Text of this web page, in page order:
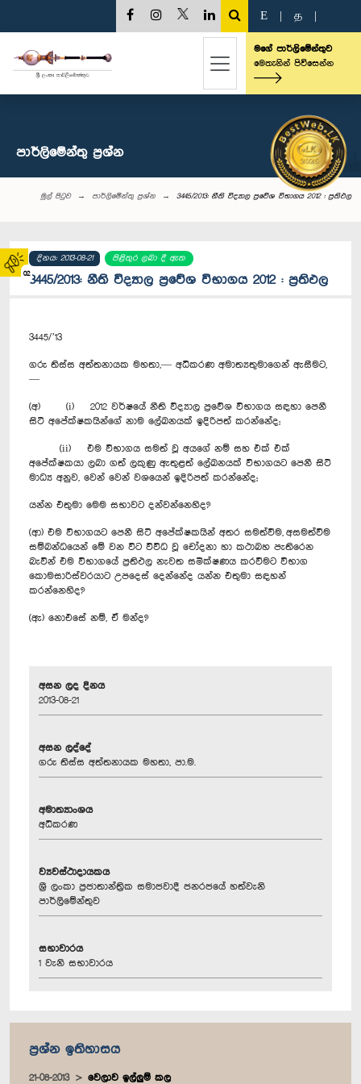
02
E த
මගේ පාර්ලිමේන්තුව
මෙතැනින් පිවිසෙන්න
පාර්ලි‌මේන්තු‌ ප්‍රශ්න
මුල් පිටුව පාර්ලි‌මේන්තු‌ ප්‍රශ්න 3445/2013: නීති විද්‍යාල ප්‍රවේශ විභාගය 2012 : ප්‍රතිඵල
දිනය: 2013-08-21 පිළිතුර ලබා දී ඇත
3445/2013: නීති විද්‍යාල ප්‍රවේශ විභාගය 2012 : ප්‍රතිඵල
3445/’13
ගරු තිස්ස අත්තනායක මහතා,— අධිකරණ අමාත්‍යතුමාගෙන් ඇසීමට,
—
(අ) (i) 2012 වර්ෂයේ නීති විද්‍යාල ප්‍රවේශ විභාගය සඳහා පෙනී
සිටි අපේක්ෂකයින්ගේ නාම ලේඛනයක් ඉදිරිපත් කරන්නේද;
(ii) එම විභාගය සමත් වූ අයගේ නම් සහ එක් එක්
අපේක්ෂකයා ලබා ගත් ලකුණු ඇතුළත් ලේඛනයක් විභාගයට පෙනී සිටි
මාධ්‍ය අනුව, වෙන් වෙන් වශයෙන් ඉදිරිපත් කරන්නේද;
යන්න එතුමා මෙම සභාවට දන්වන්නෙහිද?
(ආ) එම විභාගයට පෙනී සිටි අපේක්ෂකයින් අතර සමත්වීම, අසමත්වීම
සම්බන්ධයෙන් මේ වන විට විවිධ වූ චෝදනා හා කථාබහ පැතිරෙන
බැවින් එම විභාගයේ ප්‍රතිඵල නැවත සමීක්ෂණය කරවීමට විභාග
කොමසාරිස්වරයාට උපදෙස් දෙන්නේද යන්න එතුමා සඳහන්
කරන්නෙහිද?
(ඇ) නොඑසේ නම්, ඒ මන්ද?
අසන ලද දිනය
2013-08-21
අසන ලද්දේ
ගරු තිස්ස අත්තනායක මහතා, පා.ම.
අමාත්‍යාංශය
අධිකරණ
ව්‍යවස්ථාදායකය
ශ්‍රී ලංකා ප්‍රජාතාන්ත්‍රික සමාජවාදී ජනරජයේ හත්වැනි
පාර්ලිමේන්තුව
සභාවාරය
1 වැනි සභාවාරය
ප්‍රශ්න ඉතිහාසය
21-08-2013 වෙලාව ඉල්ලුම් කල